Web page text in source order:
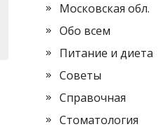
Московская обл.
Обо всем
Питание и диета
Советы
Справочная
Стоматология